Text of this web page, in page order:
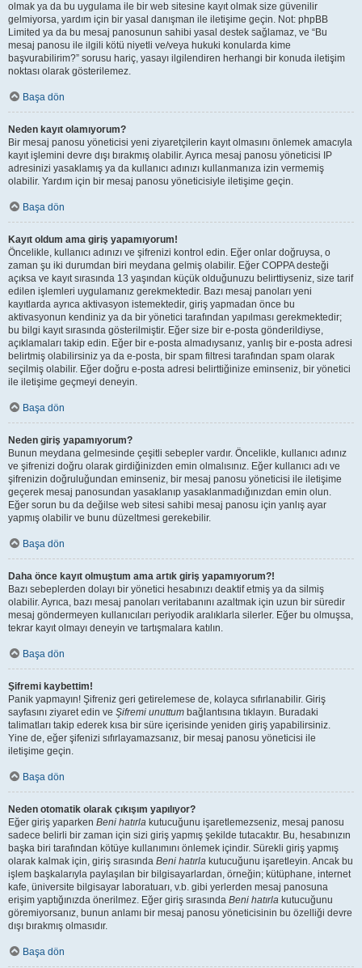
olmak ya da bu uygulama ile bir web sitesine kayıt olmak size güvenilir
gelmiyorsa, yardım için bir yasal danışman ile iletişime geçin. Not: phpBB
Limited ya da bu mesaj panosunun sahibi yasal destek sağlamaz, ve “Bu
mesaj panosu ile ilgili kötü niyetli ve/veya hukuki konularda kime
başvurabilirim?” sorusu hariç, yasayı ilgilendiren herhangi bir konuda iletişim
noktası olarak gösterilemez.
Başa dön
Neden kayıt olamıyorum?
Bir mesaj panosu yöneticisi yeni ziyaretçilerin kayıt olmasını önlemek amacıyla
kayıt işlemini devre dışı bırakmış olabilir. Ayrıca mesaj panosu yöneticisi IP
adresinizi yasaklamış ya da kullanıcı adınızı kullanmanıza izin vermemiş
olabilir. Yardım için bir mesaj panosu yöneticisiyle iletişime geçin.
Başa dön
Kayıt oldum ama giriş yapamıyorum!
Öncelikle, kullanıcı adınızı ve şifrenizi kontrol edin. Eğer onlar doğruysa, o
zaman şu iki durumdan biri meydana gelmiş olabilir. Eğer COPPA desteği
açıksa ve kayıt sırasında 13 yaşından küçük olduğunuzu belirttiyseniz, size tarif
edilen işlemleri uygulamanız gerekmektedir. Bazı mesaj panoları yeni
kayıtlarda ayrıca aktivasyon istemektedir, giriş yapmadan önce bu
aktivasyonun kendiniz ya da bir yönetici tarafından yapılması gerekmektedir;
bu bilgi kayıt sırasında gösterilmiştir. Eğer size bir e-posta gönderildiyse,
açıklamaları takip edin. Eğer bir e-posta almadıysanız, yanlış bir e-posta adresi
belirtmiş olabilirsiniz ya da e-posta, bir spam filtresi tarafından spam olarak
seçilmiş olabilir. Eğer doğru e-posta adresi belirttiğinize eminseniz, bir yönetici
ile iletişime geçmeyi deneyin.
Başa dön
Neden giriş yapamıyorum?
Bunun meydana gelmesinde çeşitli sebepler vardır. Öncelikle, kullanıcı adınız
ve şifrenizi doğru olarak girdiğinizden emin olmalısınız. Eğer kullanıcı adı ve
şifrenizin doğruluğundan eminseniz, bir mesaj panosu yöneticisi ile iletişime
geçerek mesaj panosundan yasaklanıp yasaklanmadığınızdan emin olun.
Eğer sorun bu da değilse web sitesi sahibi mesaj panosu için yanlış ayar
yapmış olabilir ve bunu düzeltmesi gerekebilir.
Başa dön
Daha önce kayıt olmuştum ama artık giriş yapamıyorum?!
Bazı sebeplerden dolayı bir yönetici hesabınızı deaktif etmiş ya da silmiş
olabilir. Ayrıca, bazı mesaj panoları veritabanını azaltmak için uzun bir süredir
mesaj göndermeyen kullanıcıları periyodik aralıklarla silerler. Eğer bu olmuşsa,
tekrar kayıt olmayı deneyin ve tartışmalara katılın.
Başa dön
Şifremi kaybettim!
Panik yapmayın! Şifreniz geri getirelemese de, kolayca sıfırlanabilir. Giriş
sayfasını ziyaret edin ve Şifremi unuttum bağlantısına tıklayın. Buradaki
talimatları takip ederek kısa bir süre içerisinde yeniden giriş yapabilirsiniz.
Yine de, eğer şifenizi sıfırlayamazsanız, bir mesaj panosu yöneticisi ile
iletişime geçin.
Başa dön
Neden otomatik olarak çıkışım yapılıyor?
Eğer giriş yaparken Beni hatırla kutucuğunu işaretlemezseniz, mesaj panosu
sadece belirli bir zaman için sizi giriş yapmış şekilde tutacaktır. Bu, hesabınızın
başka biri tarafından kötüye kullanımını önlemek içindir. Sürekli giriş yapmış
olarak kalmak için, giriş sırasında Beni hatırla kutucuğunu işaretleyin. Ancak bu
işlem başkalarıyla paylaşılan bir bilgisayarlardan, örneğin; kütüphane, internet
kafe, üniversite bilgisayar laboratuarı, v.b. gibi yerlerden mesaj panosuna
erişim yaptığınızda önerilmez. Eğer giriş sırasında Beni hatırla kutucuğunu
göremiyorsanız, bunun anlamı bir mesaj panosu yöneticisinin bu özelliği devre
dışı bırakmış olmasıdır.
Başa dön